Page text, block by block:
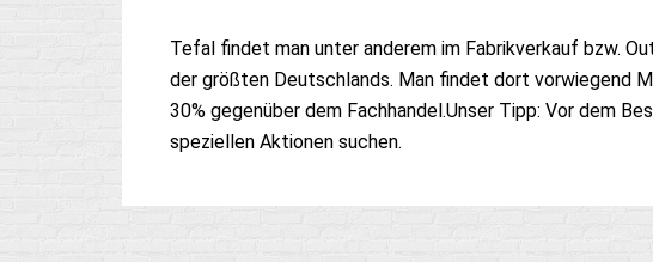
Tefal findet man unter anderem im Fabrikverkauf bzw.
der größten Deutschlands. Man findet dort vorwiegend
30% gegenüber dem Fachhandel.Unser Tipp: Vor dem
speziellen Aktionen suchen.